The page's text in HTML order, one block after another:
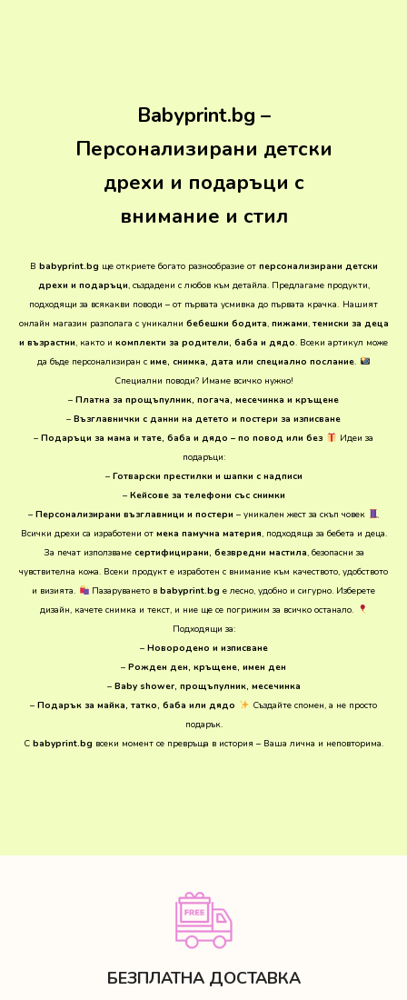
Babyprint.bg –
Персонализирани детски
дрехи и подаръци с
внимание и стил
В babyprint.bg ще откриете богато разнообразие от персонализирани детски
дрехи и подаръци, създадени с любов към детайла. Предлагаме продукти,
подходящи за всякакви поводи – от първата усмивка до първата крачка. Нашият
онлайн магазин разполага с уникални бебешки бодита, пижами, тениски за деца
и възрастни, както и комплекти за родители, баба и дядо. Всеки артикул може
да бъде персонализиран с име, снимка, дата или специално послание.
Специални поводи? Имаме всичко нужно!
– Платна за прощъпулник, погача, месечинка и кръщене
– Възглавнички с данни на детето и постери за изписване
–Подаръци за мама и тате, баба и дядо – по повод или без
Идеи за
подаръци:
– Готварски престилки и шапки с надписи
– Кейсове за телефони със снимки
– Персонализирани възглавници и постери – уникален жест за скъп човек
Всички дрехи са изработени от мека памучна материя, подходяща за бебета и деца.
За печат използваме сертифицирани, безвредни мастила, безопасни за
чувствителна кожа. Всеки продукт е изработен с внимание към качеството, удобството
и визията.
Пазаруването вbabyprint.bg е лесно, удобно и сигурно. Изберете
дизайн, качете снимка и текст, и ние ще се погрижим за всичко останало.
Подходящи за:
– Новородено и изписване
– Рожден ден, кръщене, имен ден
– Baby shower, прощъпулник, месечинка
–Подарък за майка, татко, баба или дядо
Създайте спомен, а не просто
подарък.
С babyprint.bg всеки момент се превръща в история – Ваша лична и неповторима.
БЕЗПЛАТНА ДОСТАВКА